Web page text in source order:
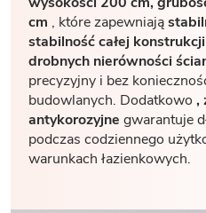
cm , które zapewniają
stabilność całej konstrukcji
drobnych nierówności
precyzyjny i bez
budowlanych. Dodatkowo ,
antykorozyjne gwarantuje
podczas codziennego
warunkach łazienkowych.